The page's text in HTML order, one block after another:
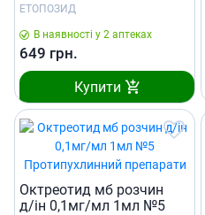
ЕТОПОЗИД
В наявності у 2 аптеках
649 грн.
Купити
Октреотид мб розчин
д/iн 0,1мг/мл 1мл №5